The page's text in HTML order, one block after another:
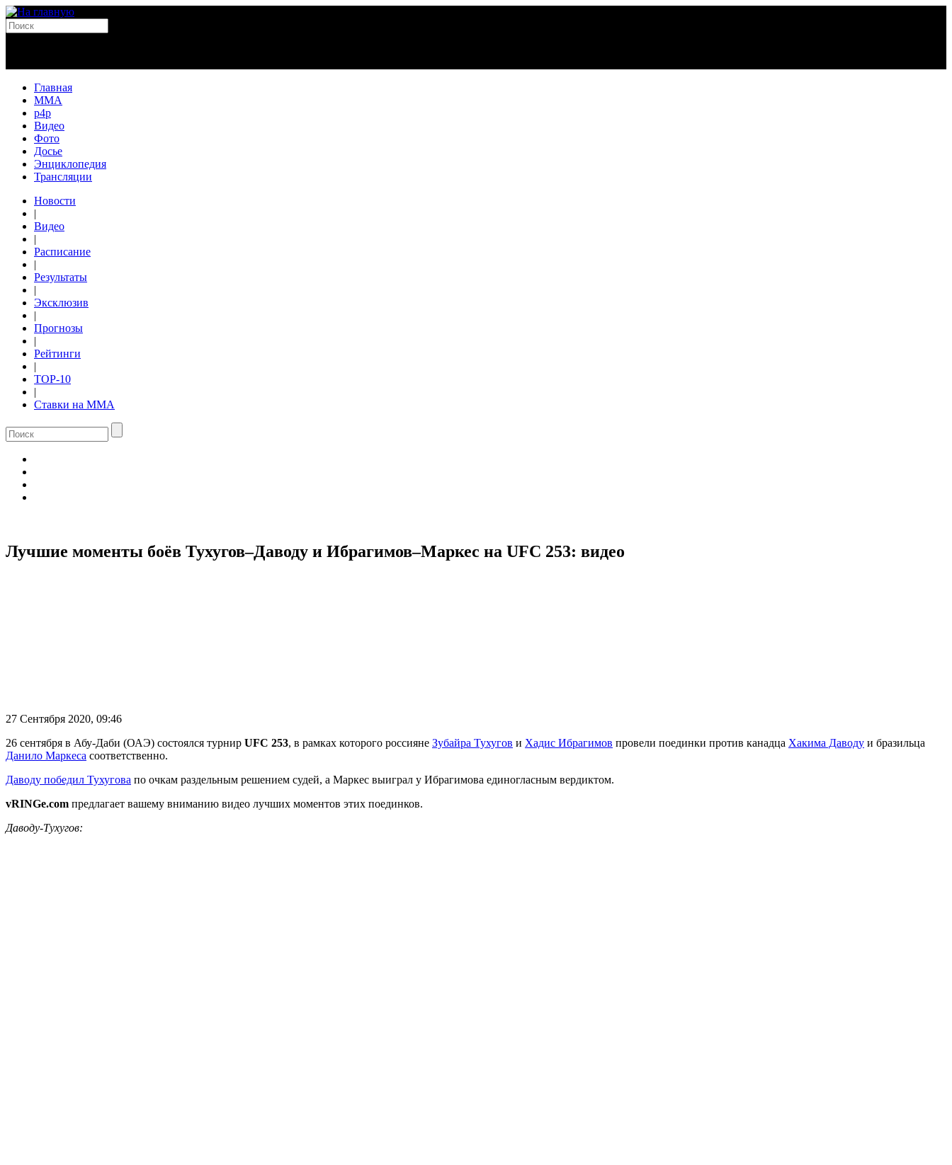
Главная
MMA
p4p
Видео
Фото
Досье
Энциклопедия
Трансляции
Новости
|
Видео
|
Расписание
|
Результаты
|
Эксклюзив
|
Прогнозы
|
Рейтинги
|
TOP-10
|
Ставки на ММА
Лучшие моменты боёв Тухугов–Даводу и Ибрагимов–Маркес на UFC 253: видео
27 Сентября 2020, 09:46
26 сентября в Абу-Даби (ОАЭ) состоялся турнир UFC 253, в рамках которого россияне Зубайра Тухугов и Хадис Ибрагимов провели поединки против канадца Хакима Даводу и бразильца
Данило Маркеса соответственно.
Даводу победил Тухугова по очкам раздельным решением судей, а Маркес выиграл у Ибрагимова единогласным вердиктом.
vRINGe.com предлагает вашему вниманию видео лучших моментов этих поединков.
Даводу-Тухугов: